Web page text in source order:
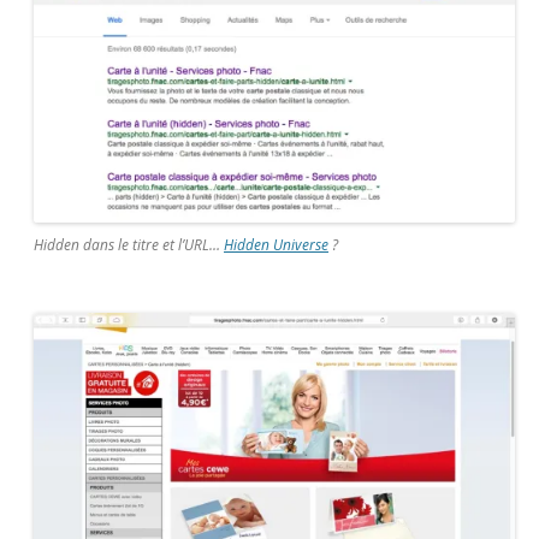
Hidden dans le titre et l’URL… Hidden Universe ?